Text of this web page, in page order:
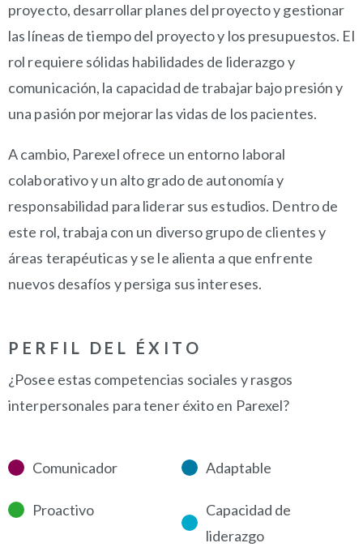
proyecto, desarrollar planes del proyecto y gestionar
las líneas de tiempo del proyecto y los presupuestos. El
rol requiere sólidas habilidades de liderazgo y
comunicación, la capacidad de trabajar bajo presión y
una pasión por mejorar las vidas de los pacientes.
A cambio, Parexel ofrece un entorno laboral
colaborativo y un alto grado de autonomía y
responsabilidad para liderar sus estudios. Dentro de
este rol, trabaja con un diverso grupo de clientes y
áreas terapéuticas y se le alienta a que enfrente
nuevos desafíos y persiga sus intereses.
PERFIL DEL ÉXITO
¿Posee estas competencias sociales y rasgos
interpersonales para tener éxito en Parexel?
Comunicador Adaptable
Proactivo
Capacidad de
liderazgo